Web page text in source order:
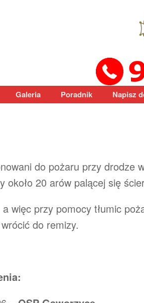
Galeria Poradnik Napisz
do pożaru przy drodze
około 20 arów palącej się
więc przy pomocy tłumic
do remizy.